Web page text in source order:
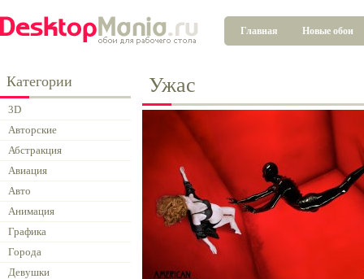
Главная Новые обои
Категории
3D
Авторские
Абстракция
Авиация
Авто
Анимация
Графика
Города
Девушки
Ужас